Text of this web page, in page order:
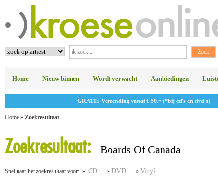
Home Nieuw binnen Wordt verwacht Aanbiedingen
GRATIS Verzending vanaf € 50.= (*bij cd's en dvd's)
Home » Zoekresultaat
Zoekresultaat: Boards Of Canada
Snel naar het zoekresultaat voor: » CD » DVD » Vinyl